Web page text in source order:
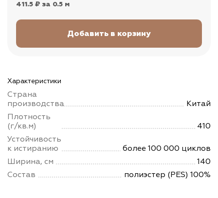
411.5 ₽ за 0.5 м
Характеристики
Страна
производства
Китай
Плотность
(г/кв.м)
410
Устойчивость
к истиранию
более 100 000 циклов
Ширина, см
140
Состав
полиэстер (PES) 100%